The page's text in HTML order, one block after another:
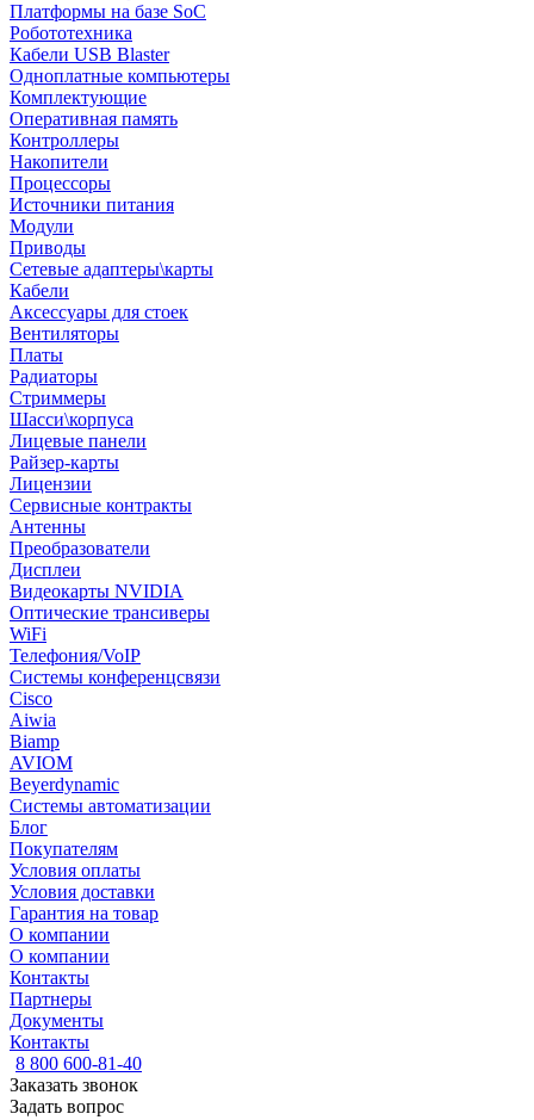
Платформы на базе SoC
Робототехника
Кабели USB Blaster
Одноплатные компьютеры
Комплектующие
Оперативная память
Контроллеры
Накопители
Процессоры
Источники питания
Модули
Приводы
Сетевые адаптеры\карты
Кабели
Аксессуары для стоек
Вентиляторы
Платы
Радиаторы
Стриммеры
Шасси\корпуса
Лицевые панели
Райзер-карты
Лицензии
Сервисные контракты
Антенны
Преобразователи
Дисплеи
Видеокарты NVIDIA
Оптические трансиверы
WiFi
Телефония/VoIP
Системы конференцсвязи
Cisco
Aiwia
Biamp
AVIOM
Beyerdynamic
Системы автоматизации
Блог
Покупателям
Условия оплаты
Условия доставки
Гарантия на товар
О компании
О компании
Контакты
Партнеры
Документы
Контакты
8 800 600-81-40
Заказать звонок
Задать вопрос